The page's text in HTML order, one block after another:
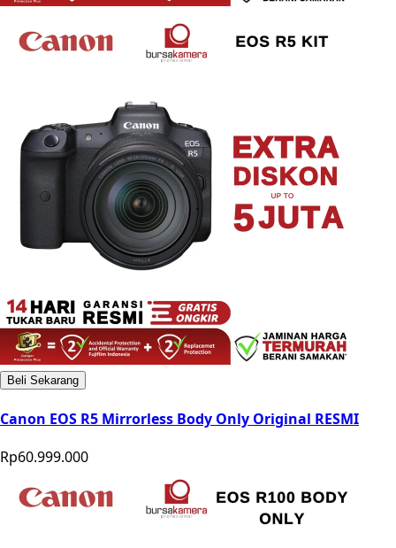
Beli Sekarang
Canon EOS R5 Mirrorless Body Only Original RESMI
Rp60.999.000